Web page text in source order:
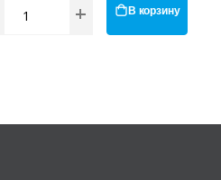
+ В корзину